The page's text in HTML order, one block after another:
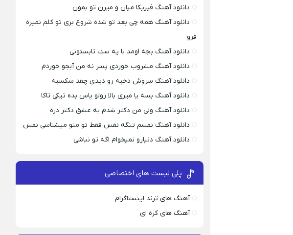
دانلود آهنگ فیریکا میان و میرن تو بمون
دانلود آهنگ همه چی بعد تو شده شروع بری تو کلم نمیره
فرو
دانلود آهنگ بچه اومد با یه ست تابستونی
دانلود آهنگ مشروب خوردی پسر نه من آبجو خوردم
دانلود آهنگ سروش دخیه رو دیدی چقد سکسیه
دانلود آهنگ بسه یا میری بالا رولو پاس بده تیکی تاکا
دانلود آهنگ ولی من دکتر شدم به عشق دکتر دره
دانلود آهنگ نفسم تنگه نفس فقط تو منو میشناسی نفس
دانلود آهنگ دنیارو نمیخوام اگه تو نباشی
پلی لیست های اختصاصی
آهنگ های ترند اینستاگرام
آهنگ های کره ای